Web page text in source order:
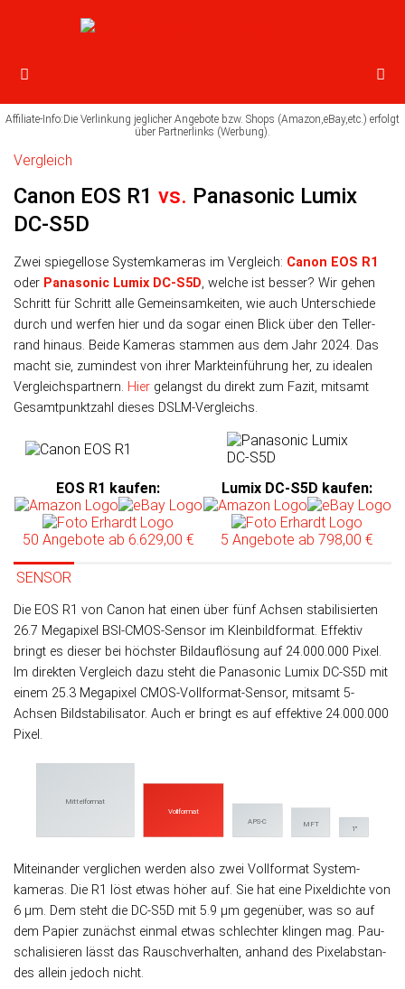
Vergleich
Canon EOS R1 vs. Panasonic Lumix
DC-S5D
Zwei spiegellose Systemkameras im Vergleich: Canon EOS R1
oder Panasonic Lumix DC-S5D, wel­che ist bes­ser? Wir ge­hen
Schritt für Schritt alle Ge­mein­sam­kei­ten, wie auch Unter­schiede
durch und wer­fen hier und da so­gar einen Blick über den Teller­
rand hinaus. Beide Kameras stam­men aus dem Jahr 2024. Das
macht sie, zu­min­dest von ihrer Markt­ein­führung her, zu ide­a­len
Ver­gleichs­part­nern. Hier gelangst du direkt zum Fazit, mit­samt
Gesamt­punk­tzahl dieses DSLM-Vergleichs.
EOS R1 kaufen:
50 Angebote ab 6.629,00 €
Lumix DC-S5D kaufen:
5 Angebote ab 798,00 €
SENSOR
Die EOS R1 von Canon hat einen über fünf Achsen sta­bi­li­sier­ten
26.7 Mega­pixel BSI-CMOS-Sen­sor im Klein­bild­format. Effek­tiv
bringt es die­ser bei höchs­ter Bild­auf­lö­sung auf 24.000.000 Pixel.
Im direk­ten Ver­gleich da­zu steht die Panasonic Lumix DC-S5D mit
einem 25.3 Mega­pixel CMOS-Voll­format-Sensor, mit­samt 5-
Achsen Bild­sta­bi­li­sa­tor. Auch er bringt es auf effek­tive 24.000.000
Pixel.
Mittelformat
Vollformat
APS-C MFT
1"
Miteinander verglichen werden also zwei Voll­format System­
kameras. Die R1 löst etwas höher auf. Sie hat eine Pixel­dichte von
6 µm. Dem steht die DC-S5D mit 5.9 µm ge­gen­über, was so auf
dem Papier zu­nächst ein­mal etwas schlech­ter klin­gen mag. Pau­
scha­li­sieren lässt das Rausch­ver­hal­ten, an­hand des Pixel­ab­stan­
des allein je­doch nicht.